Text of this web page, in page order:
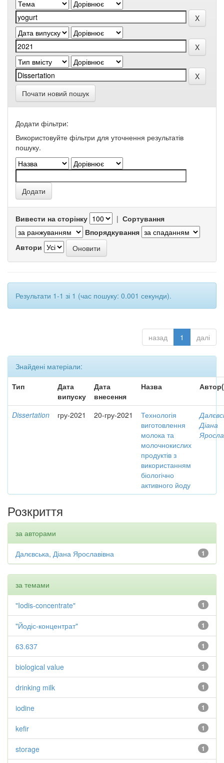
Почати новий пошук
Додати фільтри:
Використовуйте фільтри для уточнення результатів
пошуку.
Вивести на сторінку | Сортування
Впорядкування
Автори
Результати 1-1 зі 1 (час пошуку: 0.001 секунди).
назад 1 далі
Знайдені матеріали:
Тип
Дата
випуску
Дата
внесення
Назва
Dissertation гру-2021 20-гру-2021
Технологія
виготовлення
молока та
молочнокислих
продуктів з
використанням
біологічно
активного йоду
Діана
Розкриття
за авторами
1
Далєвська, Діана Ярославівна
за темами
1
"Iodis-concentrate"
1
"Йодіс-концентрат"
1
63.637
1
biological value
1
drinking milk
1
iodine
1
kefir
1
storage